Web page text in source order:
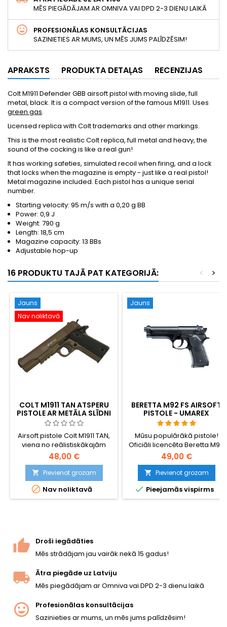
MĒS PIEGĀDĀJAM AR OMNIVA VAI DPD 2-3 DIENU LAIKĀ
PROFESIONĀLAS KONSULTĀCIJAS
SAZINIETIES AR MUMS, UN MĒS JUMS PALĪDZĒSIM!
APRAKSTS PRODUKTA DETAĻAS RECENZIJAS
Colt M1911 Defender GBB airsoft pistol with moving slide, full
metal, black. It is a compact version of the famous M1911. Uses
green gas.
Licensed replica with Colt trademarks and other markings.
This is the most realistic Colt replica, full metal and heavy, the
sound of the cocking is like a real gun!
It has working safeties, simulated recoil when firing, and a lock
that locks when the magazine is empty - just like a real pistol!
Metal magazine included. Each pistol has a unique serial
number.
Starting velocity: 95 m/s with a 0,20 g BB
Power: 0,9 J
Weight: 790 g
Length: 18,5 cm
Magazine capacity: 13 BBs
Adjustable hop-up
16 PRODUKTU TAJĀ PAT KATEGORIJĀ: >
<
Jauns
Nav noliktavā
COLT M1911 TAN ATSPERU
PISTOLE AR METĀLA SLĪDNI
Airsoft pistole Colt M1911 TAN,
viena no reālistiskākajām
atsperu replikām - jaudīga,
precīza, patīkama turēšanai
un viegli lietojama. Ar
tuksneša kamuflējumu un
sliedi piederumu montāžai.
48,00 €
 Pievienot grozam
 Nav noliktavā
Jauns
BERETTA M92 FS AIRSOFT
PISTOLE - UMAREX
OFICIĀLĀ REPLIKA
Mūsu populārākā pistole!
Oficiāli licencēta Beretta M92
FS replika no Umarex. Metāla
iekšējās detaļas, kustīgs gailis
un oriģinālie marķējumi.
49,00 €
 Pievienot grozam
 Pieejamās vispirms
Droši iegādāties
Mēs strādājam jau vairāk nekā 15 gadus!
Ātra piegāde uz Latviju
Mēs piegādājam ar Omniva vai DPD 2-3 dienu laikā
Profesionālas konsultācijas
Sazinieties ar mums, un mēs jums palīdzēsim!